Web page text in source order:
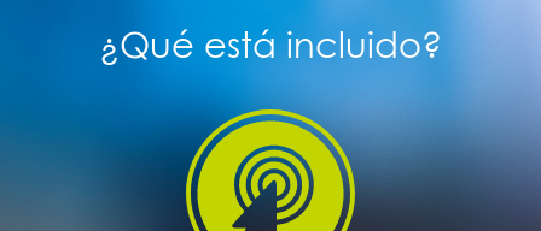
¿Qué está incluido?